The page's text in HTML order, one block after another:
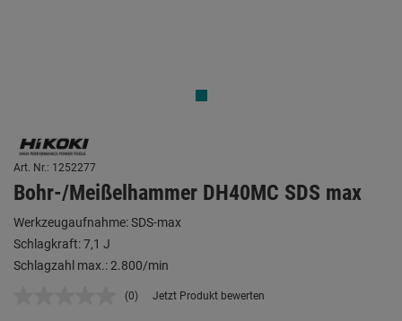
Art. Nr.: 1252277
Bohr-/Meißelhammer DH40MC SDS max
Werkzeugaufnahme: SDS-max
Schlagkraft: 7,1 J
Schlagzahl max.: 2.800/min
Kein
(0) Jetzt Produkt bewerten